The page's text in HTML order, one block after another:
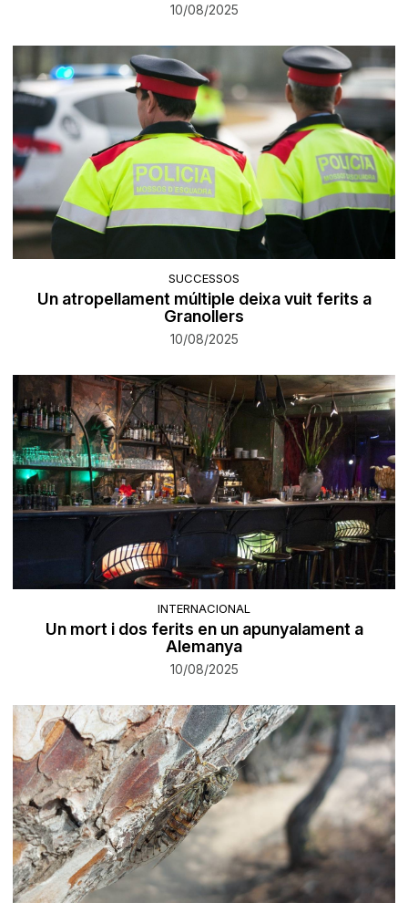
10/08/2025
SUCCESSOS
Un atropellament múltiple deixa vuit ferits a
Granollers
10/08/2025
INTERNACIONAL
Un mort i dos ferits en un apunyalament a
Alemanya
10/08/2025